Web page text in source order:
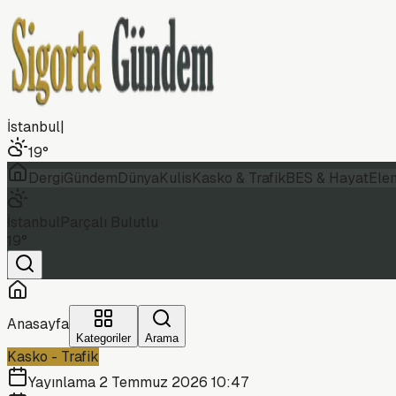
İstanbul|
19°
DergiGündemDünyaKulisKasko & TrafikBES & Hayat
Anasayfa
Kategoriler Arama
Kasko - Trafik
Yayınlama 2 Temmuz 2026 10:47